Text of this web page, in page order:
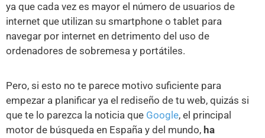
ya que cada vez es mayor el número de usuarios de
internet que utilizan su smartphone o tablet para
navegar por internet en detrimento del uso de
ordenadores de sobremesa y portátiles.
Pero, si esto no te parece motivo suficiente para
empezar a planificar ya el rediseño de tu web, quizás si
que te lo parezca la noticia que Google, el principal
motor de búsqueda en España y del mundo, ha